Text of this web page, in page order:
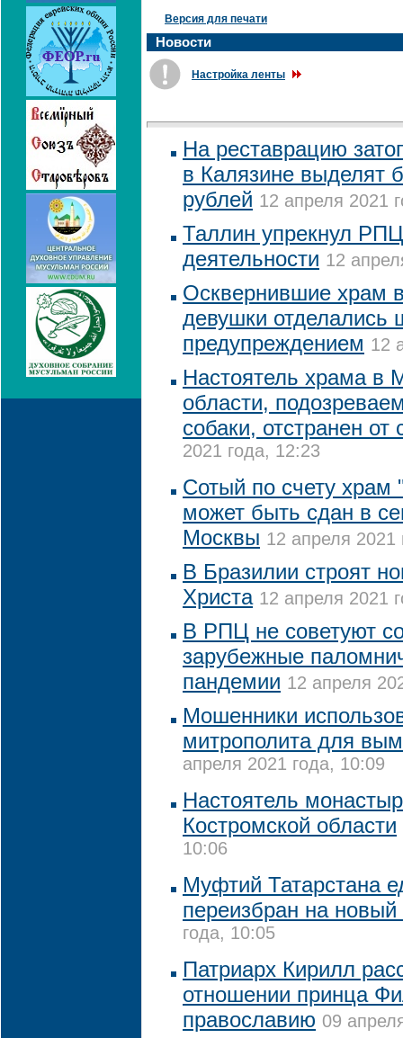
Версия для печати
Новости
Настройка ленты
На реставрацию
в Калязине выделят
рублей 12 апреля 2021
Таллин упрекнул
деятельности 12
Осквернившие храм
девушки
предупреждением 12
Настоятель храма в
области,
собаки, отстранен от
2021 года, 12:23
Сотый по счету
может быть сдан в
Москвы 12 апреля 2021
В Бразилии строят
Христа 12 апреля 2021
В РПЦ не советуют
зарубежные
пандемии 12 апреля
Мошенники
митрополита для
апреля 2021 года, 10:09
Настоятель
Костромской области
10:06
Муфтий Татарстана
переизбран на новый
года, 10:05
Патриарх Кирилл
отношении принца
православию 09